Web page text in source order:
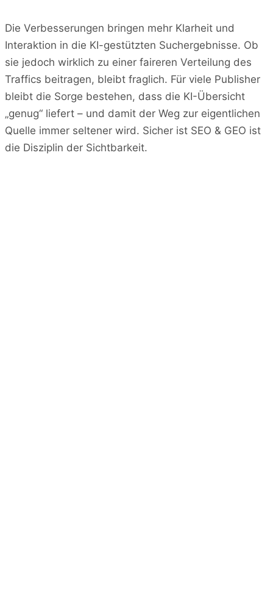
Die Verbesserungen bringen mehr Klarheit und
Interaktion in die KI-gestützten Suchergebnisse. Ob
sie jedoch wirklich zu einer faireren Verteilung des
Traffics beitragen, bleibt fraglich. Für viele Publisher
bleibt die Sorge bestehen, dass die KI-Übersicht
„genug“ liefert – und damit der Weg zur eigentlichen
Quelle immer seltener wird. Sicher ist SEO & GEO ist
die Disziplin der Sichtbarkeit.